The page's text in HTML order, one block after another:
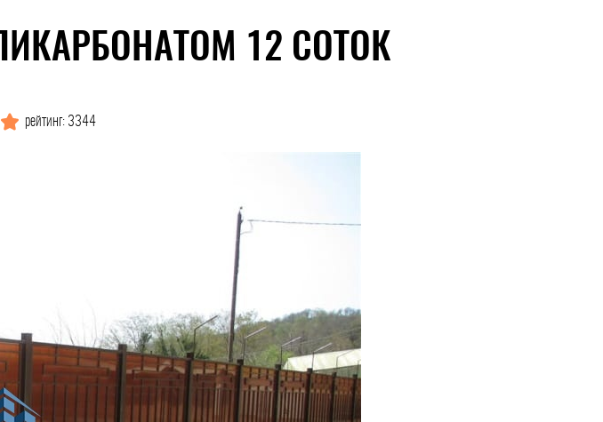
12 СОТОК
рейтинг: 3344